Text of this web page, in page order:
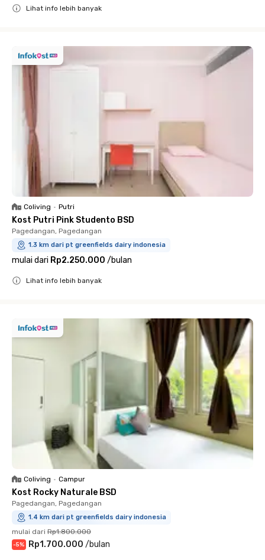
Lihat info lebih banyak
Coliving • Putri
Kost Putri Pink Studento BSD
Pagedangan, Pagedangan
1.3 km dari pt greenfields dairy indonesia
mulai dari Rp2.250.000 /bulan
Lihat info lebih banyak
Coliving • Campur
Kost Rocky Naturale BSD
Pagedangan, Pagedangan
1.4 km dari pt greenfields dairy indonesia
mulai dari Rp1.800.000
-5% Rp1.700.000 /bulan